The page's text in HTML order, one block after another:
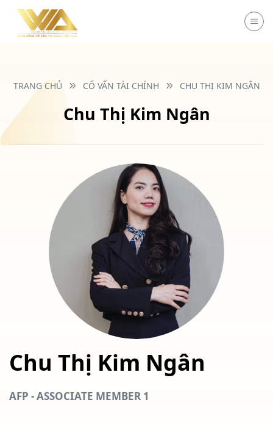
Chuyển
TRANG CHỦ CỐ VẤN TÀI CHÍNH CHU THỊ KIM NGÂN
Chu Thị Kim Ngân
Chu Thị Kim Ngân
AFP - ASSOCIATE MEMBER 1